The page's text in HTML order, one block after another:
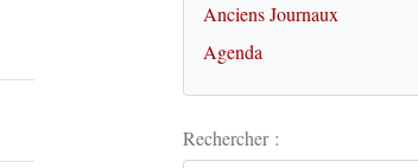
Anciens Journaux
Agenda
Rechercher :